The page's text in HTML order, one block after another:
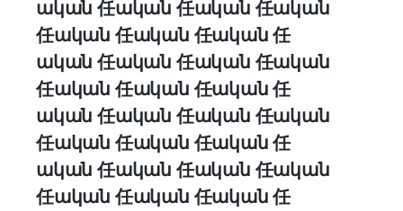
ական 任ական 任ական 任ական
任ական 任ական 任ական 任
ական 任ական 任ական 任ական
任ական 任ական 任ական 任
ական 任ական 任ական 任ական
任ական 任ական 任ական 任
ական 任ական 任ական 任ական
任ական 任ական 任ական 任